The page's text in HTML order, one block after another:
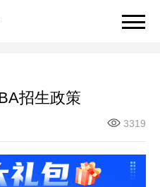
招生政策
3319